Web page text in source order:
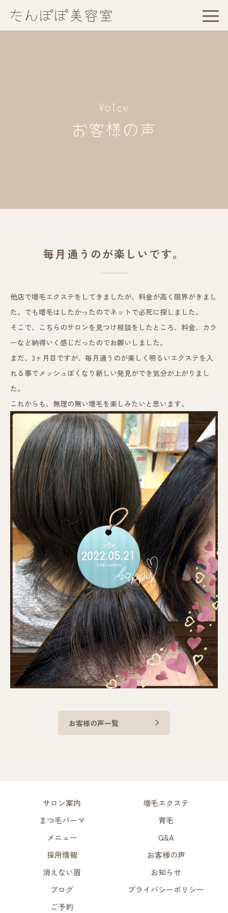
Voice
お客様の声
毎月通うのが楽しいです。
他店で増毛エクステをしてきましたが、料金が高く限界がきまし
た。でも増毛はしたかったのでネットで必死に探しました。
そこで、こちらのサロンを見つけ相談をしたところ、料金、カラ
ーなど納得いく感じだったのでお願いしました。
まだ、3ヶ月目ですが、毎月通うのが楽しく明るいエクステを入
れる事でメッシュぽくなり新しい発見ができ気分が上がりまし
た。
これからも、無理の無い増毛を楽しみたいと思います。
お客様の声一覧
サロン案内
増毛エクステ
まつ毛パーマ
育毛
メニュー
Q&A
採用情報
お客様の声
消えない眉
お知らせ
ブログ
プライバシーポリシー
ご予約